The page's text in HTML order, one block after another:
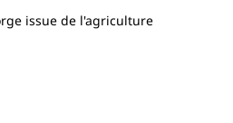
issue de l'agriculture